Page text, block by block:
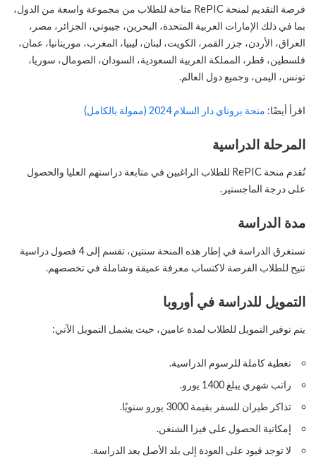
فرصة التقديم لمنحة RePIC متاحة للطلاب من مجموعة واسعة من الدول،
بما في ذلك الإمارات العربية المتحدة، البحرين، جيبوتي، الجزائر، مصر،
العراق، الأردن، جزر القمر، الكويت، لبنان، ليبيا، المغرب، موريتانيا، عمان،
فلسطين، قطر، المملكة العربية السعودية، السودان، الصومال، سوريا،
تونس، اليمن، وجميع دول العالم.
اقرأ أيضًا: منحة بروناي دار السلام 2024 (ممولة بالكامل)
المرحلة الدراسية
تُقدم منحة RePIC للطلاب الراغبين في متابعة دراستهم العليا والحصول
على درجة الماجستير.
مدة الدراسة
تستغرق الدراسة في إطار هذه المنحة سنتين، تقسم إلى 4 فصول دراسية
تتيح للطلاب الفرصة لاكتساب معرفة عميقة وشاملة في تخصصهم.
التمويل للدراسة في أوروبا
يتم توفير التمويل للطلاب لمدة عامين، حيث يشمل التمويل الآتي:
تغطية كاملة للرسوم الدراسية.
راتب شهري يبلغ 1400 يورو.
تذاكر طيران للسفر بقيمة 3000 يورو سنويًا.
إمكانية الحصول على فيزا الشنغن.
لا توجد قيود على العودة إلى بلد الأصل بعد الدراسة.